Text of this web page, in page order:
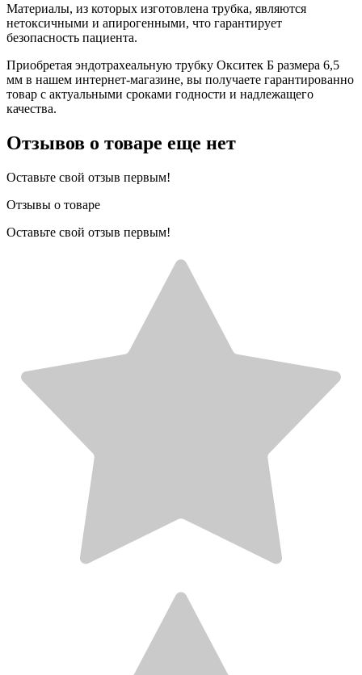
Материалы, из которых изготовлена трубка, являются
нетоксичными и апирогенными, что гарантирует
безопасность пациента.
Приобретая эндотрахеальную трубку Окситек Б размера 6,5
мм в нашем интернет-магазине, вы получаете гарантированно
товар с актуальными сроками годности и надлежащего
качества.
Отзывов о товаре еще нет
Оставьте свой отзыв первым!
Отзывы о товаре
Оставьте свой отзыв первым!